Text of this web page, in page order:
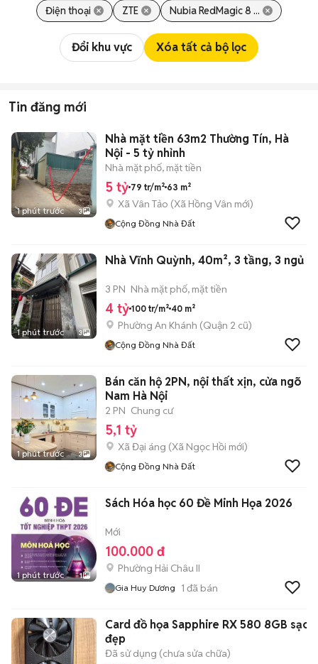
Điện thoại ZTE Nubia RedMagic 8 ...
Đổi khu vực Xóa tất cả bộ lọc
Tin đăng mới
1 phút trước 3
Nhà mặt tiền 63m2 Thường Tín, Hà
Nội - 5 tỷ nhỉnh
Nhà mặt phố, mặt tiền
5 tỷ 79 tr/m² 63 m²
Xã Vân Tảo (Xã Hồng Vân mới)
Cộng Đồng Nhà Đất
1 phút trước 3
Nhà Vĩnh Quỳnh, 40m², 3 tầng, 3 ngủ
3 PN Nhà mặt phố, mặt tiền
4 tỷ 100 tr/m² 40 m²
Phường An Khánh (Quận 2 cũ)
Cộng Đồng Nhà Đất
1 phút trước 3
Bán căn hộ 2PN, nội thất xịn, cửa ngõ
Nam Hà Nội
2 PN Chung cư
5,1 tỷ
Xã Đại áng (Xã Ngọc Hồi mới)
Cộng Đồng Nhà Đất
1 phút trước 1
Sách Hóa học 60 Đề Minh Họa 2026
Mới
100.000 đ
Phường Hải Châu II
Gia Huy Dương 1 đã bán
Card đồ họa Sapphire RX 580 8GB sạch
đẹp
Đã sử dụng (chưa sửa chữa)